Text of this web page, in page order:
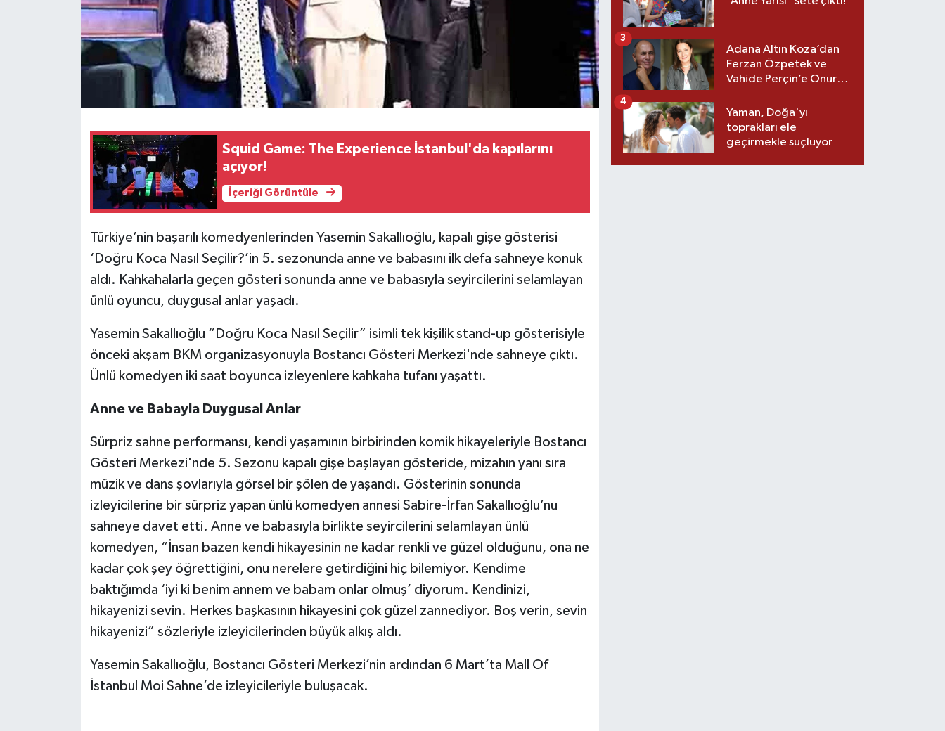
Squid Game: The Experience İstanbul'da kapılarını
açıyor!
İçeriği Görüntüle
Türkiye’nin başarılı komedyenlerinden Yasemin Sakallıoğlu, kapalı gişe gösterisi
‘Doğru Koca Nasıl Seçilir?’in 5. sezonunda anne ve babasını ilk defa sahneye konuk
aldı. Kahkahalarla geçen gösteri sonunda anne ve babasıyla seyircilerini selamlayan
ünlü oyuncu, duygusal anlar yaşadı.
Yasemin Sakallıoğlu “Doğru Koca Nasıl Seçilir” isimli tek kişilik stand-up gösterisiyle
önceki akşam BKM organizasyonuyla Bostancı Gösteri Merkezi'nde sahneye çıktı.
Ünlü komedyen iki saat boyunca izleyenlere kahkaha tufanı yaşattı.
Anne ve Babayla Duygusal Anlar
Sürpriz sahne performansı, kendi yaşamının birbirinden komik hikayeleriyle Bostancı
Gösteri Merkezi'nde 5. Sezonu kapalı gişe başlayan gösteride, mizahın yanı sıra
müzik ve dans şovlarıyla görsel bir şölen de yaşandı. Gösterinin sonunda
izleyicilerine bir sürpriz yapan ünlü komedyen annesi Sabire-İrfan Sakallıoğlu’nu
sahneye davet etti. Anne ve babasıyla birlikte seyircilerini selamlayan ünlü
komedyen, “İnsan bazen kendi hikayesinin ne kadar renkli ve güzel olduğunu, ona ne
kadar çok şey öğrettiğini, onu nerelere getirdiğini hiç bilemiyor. Kendime
baktığımda ‘iyi ki benim annem ve babam onlar olmuş’ diyorum. Kendinizi,
hikayenizi sevin. Herkes başkasının hikayesini çok güzel zannediyor. Boş verin, sevin
hikayenizi” sözleriyle izleyicilerinden büyük alkış aldı.
Yasemin Sakallıoğlu, Bostancı Gösteri Merkezi’nin ardından 6 Mart’ta Mall Of
İstanbul Moi Sahne’de izleyicileriyle buluşacak.
Adana Altın Koza’dan
Ferzan Özpetek ve
Vahide Perçin’e Onur
3
Yaman, Doğa'yı
toprakları ele
geçirmekle suçluyor
4